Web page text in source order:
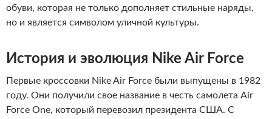
обуви, которая не только дополняет стильные наряды,
но и является символом уличной культуры.
История и эволюция Nike Air Force
Первые кроссовки Nike Air Force были выпущены в 1982
году. Они получили свое название в честь самолета Air
Force One, который перевозил президента США. С